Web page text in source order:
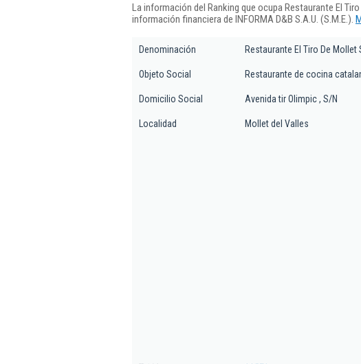
La información del Ranking que ocupa Restaurante El
información financiera de INFORMA D&B S.A.U. (S.M.E.).
Denominación Restaurante El Tiro De Mollet
Objeto Social Restaurante de cocina
Domicilio Social Avenida tir Olimpic , S/N
Localidad Mollet del Valles